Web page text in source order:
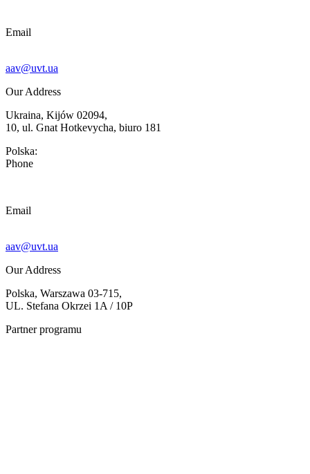
Email
aav@uvt.ua
Our Address
Ukraina, Kijów 02094,
10, ul. Gnat Hotkevycha, biuro 181
Polska:
Phone
Email
aav@uvt.ua
Our Address
Polska, Warszawa 03-715,
UL. Stefana Okrzei 1A / 10P
Partner programu